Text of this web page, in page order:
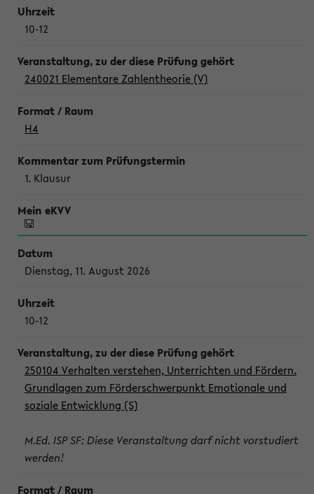
10-12
240021 Elementare Zahlentheorie (V)
H4
1. Klausur
Dienstag, 11. August 2026
10-12
250104 Verhalten verstehen, Unterrichten und Fördern.
Grundlagen zum Förderschwerpunkt Emotionale und
soziale Entwicklung (S)
M.Ed. ISP SF: Diese Veranstaltung darf nicht vorstudiert
werden!